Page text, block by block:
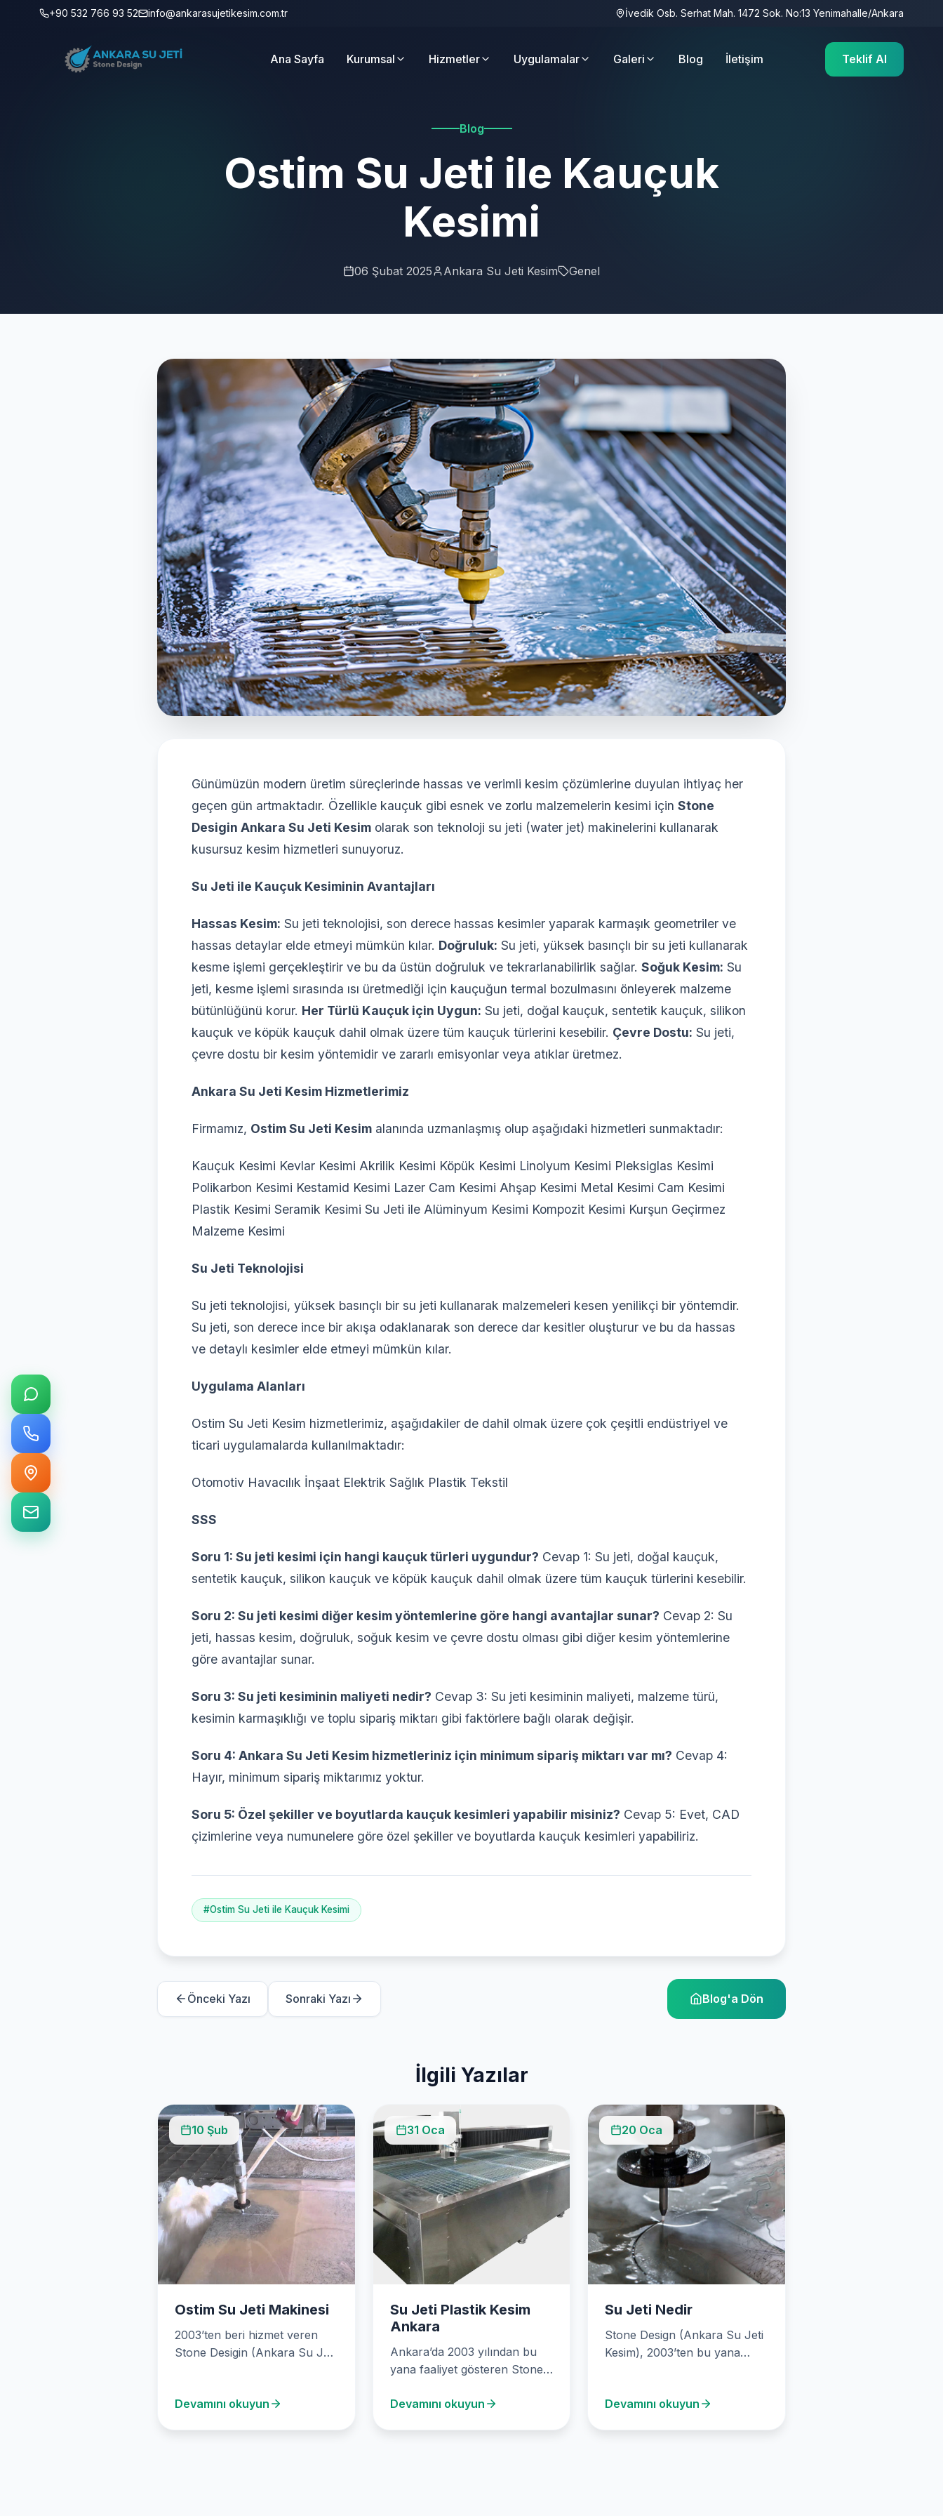
+90 532 766 93 52 info@ankarasujetikesim.com.tr İvedik Osb. Serhat Mah. 1472 Sok. No:13 Yenimahalle/Ankara
Ana Sayfa Kurumsal Hizmetler Uygulamalar Galeri Blog İletişim Teklif Al
Blog
Ostim Su Jeti ile Kauçuk
Kesimi
06 Şubat 2025 Ankara Su Jeti Kesim Genel
Günümüzün modern üretim süreçlerinde hassas ve verimli kesim çözümlerine duyulan ihtiyaç her
geçen gün artmaktadır. Özellikle kauçuk gibi esnek ve zorlu malzemelerin kesimi için Stone
Desigin Ankara Su Jeti Kesim olarak son teknoloji su jeti (water jet) makinelerini kullanarak
kusursuz kesim hizmetleri sunuyoruz.
Su Jeti ile Kauçuk Kesiminin Avantajları
Hassas Kesim: Su jeti teknolojisi, son derece hassas kesimler yaparak karmaşık geometriler ve
hassas detaylar elde etmeyi mümkün kılar. Doğruluk: Su jeti, yüksek basınçlı bir su jeti kullanarak
kesme işlemi gerçekleştirir ve bu da üstün doğruluk ve tekrarlanabilirlik sağlar. Soğuk Kesim: Su
jeti, kesme işlemi sırasında ısı üretmediği için kauçuğun termal bozulmasını önleyerek malzeme
bütünlüğünü korur. Her Türlü Kauçuk için Uygun: Su jeti, doğal kauçuk, sentetik kauçuk, silikon
kauçuk ve köpük kauçuk dahil olmak üzere tüm kauçuk türlerini kesebilir. Çevre Dostu: Su jeti,
çevre dostu bir kesim yöntemidir ve zararlı emisyonlar veya atıklar üretmez.
Ankara Su Jeti Kesim Hizmetlerimiz
Firmamız, Ostim Su Jeti Kesim alanında uzmanlaşmış olup aşağıdaki hizmetleri sunmaktadır:
Kauçuk Kesimi Kevlar Kesimi Akrilik Kesimi Köpük Kesimi Linolyum Kesimi Pleksiglas Kesimi
Polikarbon Kesimi Kestamid Kesimi Lazer Cam Kesimi Ahşap Kesimi Metal Kesimi Cam Kesimi
Plastik Kesimi Seramik Kesimi Su Jeti ile Alüminyum Kesimi Kompozit Kesimi Kurşun Geçirmez
Malzeme Kesimi
Su Jeti Teknolojisi
Su jeti teknolojisi, yüksek basınçlı bir su jeti kullanarak malzemeleri kesen yenilikçi bir yöntemdir.
Su jeti, son derece ince bir akışa odaklanarak son derece dar kesitler oluşturur ve bu da hassas
ve detaylı kesimler elde etmeyi mümkün kılar.
Uygulama Alanları
Ostim Su Jeti Kesim hizmetlerimiz, aşağıdakiler de dahil olmak üzere çok çeşitli endüstriyel ve
ticari uygulamalarda kullanılmaktadır:
Otomotiv Havacılık İnşaat Elektrik Sağlık Plastik Tekstil
SSS
Soru 1: Su jeti kesimi için hangi kauçuk türleri uygundur? Cevap 1: Su jeti, doğal kauçuk,
sentetik kauçuk, silikon kauçuk ve köpük kauçuk dahil olmak üzere tüm kauçuk türlerini kesebilir.
Soru 2: Su jeti kesimi diğer kesim yöntemlerine göre hangi avantajlar sunar? Cevap 2: Su
jeti, hassas kesim, doğruluk, soğuk kesim ve çevre dostu olması gibi diğer kesim yöntemlerine
göre avantajlar sunar.
Soru 3: Su jeti kesiminin maliyeti nedir? Cevap 3: Su jeti kesiminin maliyeti, malzeme türü,
kesimin karmaşıklığı ve toplu sipariş miktarı gibi faktörlere bağlı olarak değişir.
Soru 4: Ankara Su Jeti Kesim hizmetleriniz için minimum sipariş miktarı var mı? Cevap 4:
Hayır, minimum sipariş miktarımız yoktur.
Soru 5: Özel şekiller ve boyutlarda kauçuk kesimleri yapabilir misiniz? Cevap 5: Evet, CAD
çizimlerine veya numunelere göre özel şekiller ve boyutlarda kauçuk kesimleri yapabiliriz.
#Ostim Su Jeti ile Kauçuk Kesimi
Önceki Yazı Sonraki Yazı Blog'a Dön
İlgili Yazılar
10 Şub
Ostim Su Jeti Makinesi
2003’ten beri hizmet veren
Stone Desigin (Ankara Su Jeti
Devamını okuyun
31 Oca
Su Jeti Plastik Kesim
Ankara
Ankara’da 2003 yılından bu
yana faaliyet gösteren Stone
kesme makineleri ile…
Devamını okuyun
20 Oca
Su Jeti Nedir
Stone Design (Ankara Su Jeti
Kesim), 2003’ten bu yana
Devamını okuyun